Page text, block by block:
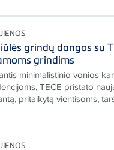
grindų dangos su
grindims
minimalistinio vonios
TECE pristato
pritaikytą vientisoms,